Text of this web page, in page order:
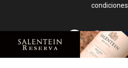
condiciones